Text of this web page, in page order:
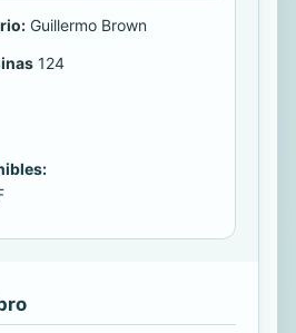
Guillermo Brown
124